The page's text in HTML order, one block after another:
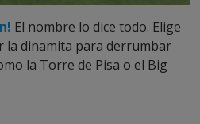
El nombre lo dice todo. Elige
la dinamita para derrumbar
la Torre de Pisa o el Big